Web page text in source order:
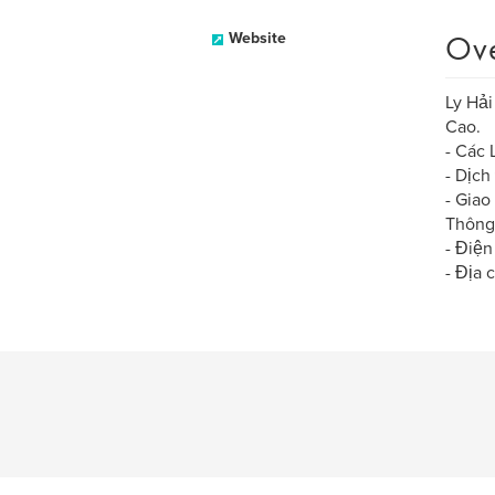
Website
Ly
Cao.
- Các
- Dịch
-
- Điện
- Địa